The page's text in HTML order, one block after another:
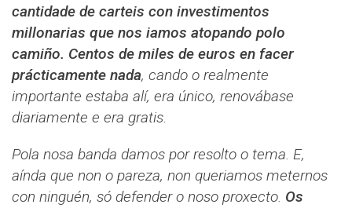
cantidade de carteis con investimentos
millonarias que nos iamos atopando polo
camiño. Centos de miles de euros en facer
prácticamente nada, cando o realmente
importante estaba alí, era único, renovábase
diariamente e era gratis.
Pola nosa banda damos por resolto o tema. E,
aínda que non o pareza, non queriamos meternos
con ninguén, só defender o noso proxecto. Os